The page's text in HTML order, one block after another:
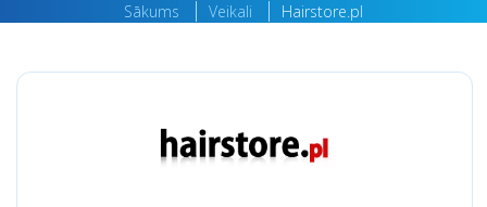
Sākums Veikali Hairstore.pl